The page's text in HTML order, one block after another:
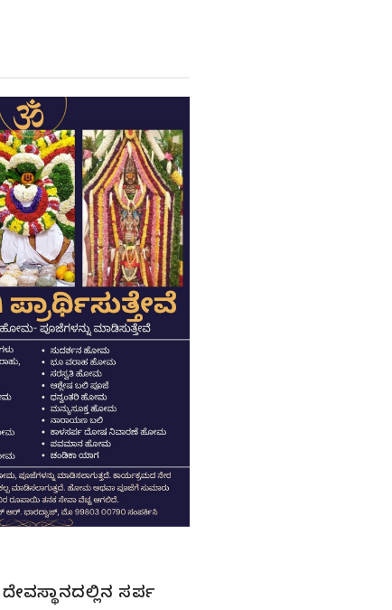
ದೇವಸ್ಥಾನದಲ್ಲಿನ ಸರ್ಪ